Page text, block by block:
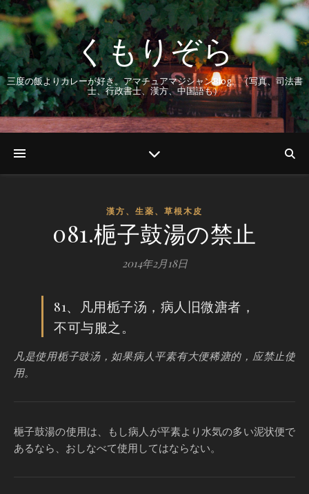
くもりぞら
三度の飯よりカレーが好き。アマチュアマジシャンBlog。（写真、司法書
士、行政書士、漢方、中国語も）
漢方、生薬、草根木皮
081.梔子鼓湯の禁止
2014年2月18日
81、凡用栀子汤，病人旧微溏者，
不可与服之。
凡是使用栀子豉汤，如果病人平素有大便稀溏的，应禁止使
用。
梔子鼓湯の使用は、もし病人が平素より水気の多い泥状便で
あるなら、おしなべて使用してはならない。